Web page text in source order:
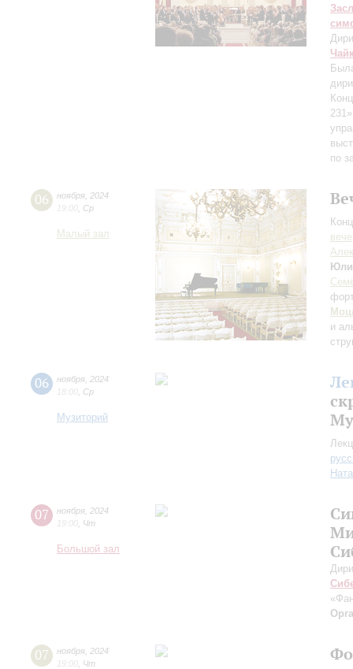
по
06 ноября 2024
19:00 Ср
Малый зал
и
06 ноября 2024
18:00 Ср
Музиторий
07 ноября 2024
19:00 Чт
Большой зал
07 ноября 2024
19:00 Чт